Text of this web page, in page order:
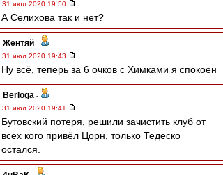
31 июл 2020 19:50
А Селихова так и нет?
Жентяй -
31 июл 2020 19:43
Ну всё, теперь за 6 очков с Химками я спокоен
Berloga -
31 июл 2020 19:41
Бутовский потеря, решили зачистить клуб от
всех кого привёл Цорн, только Тедеско
остался.